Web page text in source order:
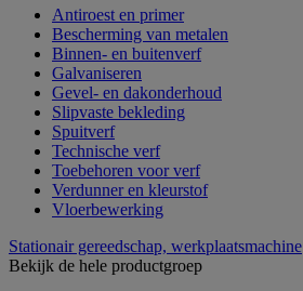
Antiroest en primer
Bescherming van metalen
Binnen- en buitenverf
Galvaniseren
Gevel- en dakonderhoud
Slipvaste bekleding
Spuitverf
Technische verf
Toebehoren voor verf
Verdunner en kleurstof
Vloerbewerking
Stationair gereedschap, werkplaatsmachine
Bekijk de hele productgroep